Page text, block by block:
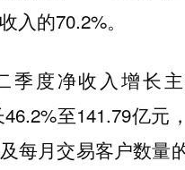
入的70.2%。
季度净收入增长
至141.79亿元
每月交易客户数量